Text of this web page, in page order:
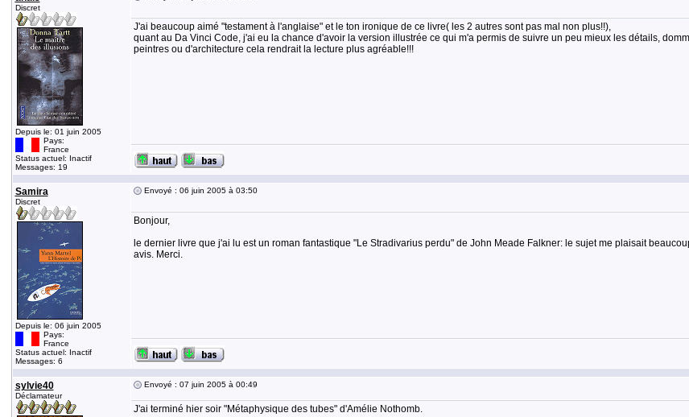
Discret
Depuis le: 01 juin 2005
Pays:
France
Status actuel: Inactif
Messages: 19
J'ai beaucoup aimé "testament à l'anglaise" et le ton ironique de ce livre( les 2 autres sont pas mal non plus!!),
quant au Da Vinci Code, j'ai eu la chance d'avoir la version illustrée ce qui m'a permis de suivre un peu mieux les détails,
peintres ou d'architecture cela rendrait la lecture plus agréable!!!
Samira
Discret
Depuis le: 06 juin 2005
Pays:
France
Status actuel: Inactif
Messages: 6
Envoyé : 06 juin 2005 à 03:50
Bonjour,
le dernier livre que j'ai lu est un roman fantastique "Le Stradivarius perdu" de John Meade Falkner: le sujet me plaisait
avis. Merci.
sylvie40
Déclamateur
Envoyé : 07 juin 2005 à 00:49
J'ai terminé hier soir "Métaphysique des tubes" d'Amélie Nothomb.